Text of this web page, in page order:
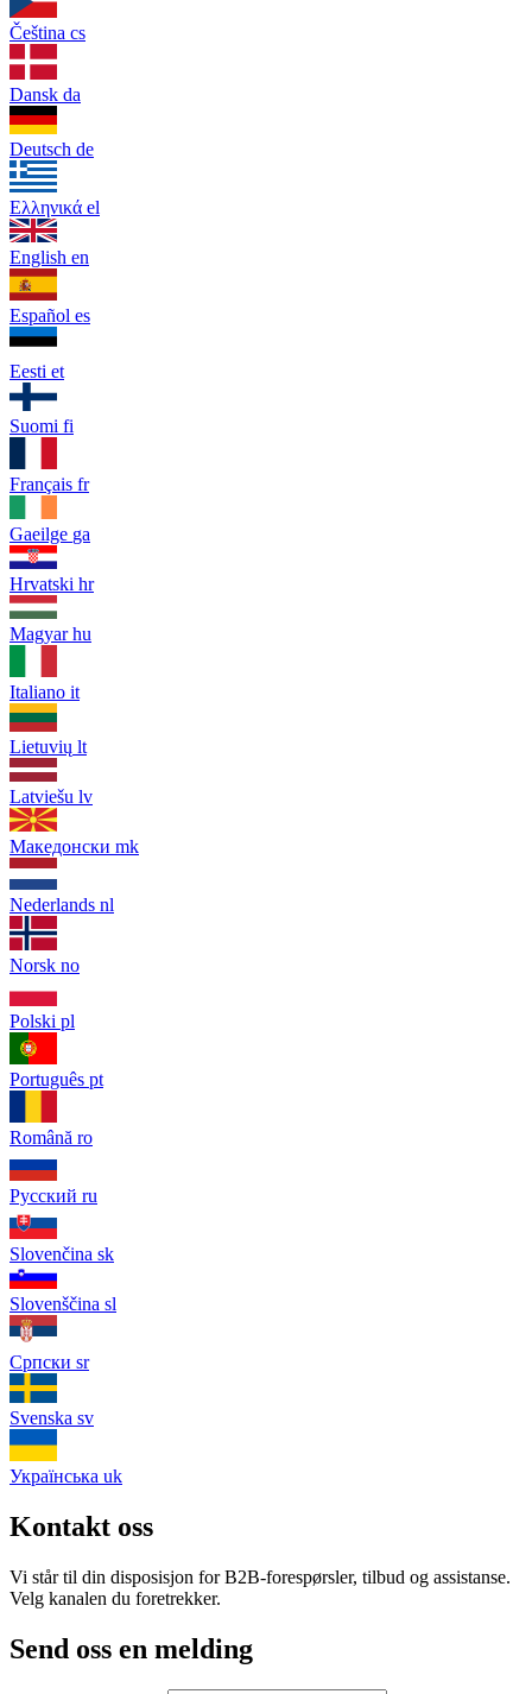
Čeština cs
Dansk da
Deutsch de
Ελληνικά el
English en
Español es
Eesti et
Suomi fi
Français fr
Gaeilge ga
Hrvatski hr
Magyar hu
Italiano it
Lietuvių lt
Latviešu lv
Македонски mk
Nederlands nl
Norsk no
Polski pl
Português pt
Română ro
Русский ru
Slovenčina sk
Slovenščina sl
Српски sr
Svenska sv
Українська uk
Kontakt oss
Vi står til din disposisjon for B2B-forespørsler, tilbud og assistanse.
Velg kanalen du foretrekker.
Send oss ​​en melding